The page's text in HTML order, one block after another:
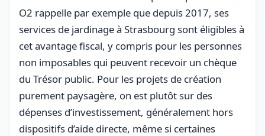
O2 rappelle par exemple que depuis 2017, ses
services de jardinage à Strasbourg sont éligibles à
cet avantage fiscal, y compris pour les personnes
non imposables qui peuvent recevoir un chèque
du Trésor public. Pour les projets de création
purement paysagère, on est plutôt sur des
dépenses d’investissement, généralement hors
dispositifs d’aide directe, même si certaines